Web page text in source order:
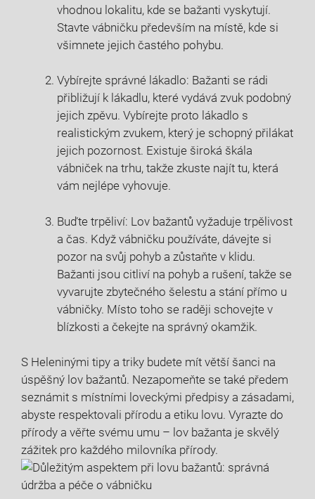
vhodnou⁤ lokalitu, kde se bažanti ⁤vyskytují.
Stavte vábničku především‌ na místě, ⁢kde si
všimnete jejich častého pohybu.
Vybírejte ⁢správné lákadlo: Bažanti‌ se rádi
přibližují k lákadlu, které‌ vydává‍ zvuk podobný
jejich zpěvu. Vybírejte proto lákadlo s
realistickým zvukem, který je schopný přilákat
jejich ‌pozornost. Existuje široká škála
vábniček na trhu, takže zkuste najít tu,‌ která
⁣vám nejlépe vyhovuje.
Buďte ⁣trpěliví: Lov bažantů​ vyžaduje trpělivost
a čas. Když vábničku používáte, dávejte si
pozor na svůj pohyb ⁢a zůstaňte v​ klidu.
Bažanti jsou ⁢citliví‌ na pohyb a rušení, takže ⁤se
vyvarujte zbytečného šelestu ⁢a stání ⁢přímo u
‍vábničky. Místo toho se raději‍ schovejte v
blízkosti a čekejte ⁤na ‍správný‍ okamžik.
S Heleninými tipy a ⁤triky budete ​mít větší šanci na⁢
úspěšný lov bažantů. Nezapomeňte se také předem
seznámit s místními loveckými předpisy‍ a​ zásadami,
abyste respektovali přírodu a etiku lovu.⁤ Vyrazte do
přírody⁣ a věřte svému umu – lov bažanta je skvělý
zážitek‍ pro každého ​milovníka přírody.